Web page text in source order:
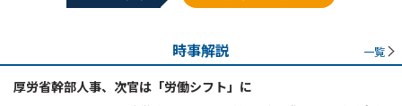
時事解説 一覧
厚労省幹部人事、次官は「労働シフト」に